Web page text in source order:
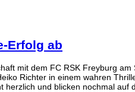
Erfolg ab
mit dem FC RSK Freyburg
Richter in einem wahren
und blicken nochmal auf